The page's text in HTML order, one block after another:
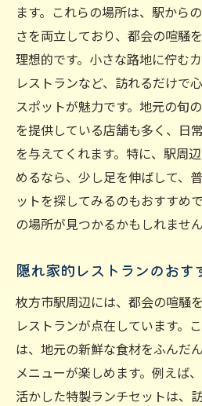
一人でも楽しめるラン
地元の味を味わう枚方市
枚方市の伝統的な味を
地元産の食材を使った
一人でも安心して楽し
枚方市でしか味わえな
地元の人に愛される
地域の文化を感じるラ
ます。これらの場所は、駅から
さを両立しており、都会の喧騒
理想的です。小さな路地に佇む
レストランなど、訪れるだけで
スポットが魅力です。地元の旬
を提供している店舗も多く、日
を与えてくれます。特に、駅周
めるなら、少し足を伸ばして、
ットを探してみるのもおすすめ
の場所が見つかるかもしれません
隠れ家的レストランのおす
枚方市駅周辺には、都会の喧騒
レストランが点在しています。
は、地元の新鮮な食材をふんだ
メニューが楽しめます。例えば
活かした特製ランチセットは、